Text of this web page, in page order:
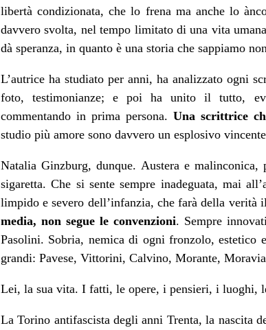
libertà condizionata, che lo frena ma anche lo
davvero svolta, nel tempo limitato di una vita
dà speranza, in quanto è una storia che sappiamo
L’autrice ha studiato per anni, ha analizzato ogni
foto, testimonianze; e poi ha unito il tutto,
commentando in prima persona.Una scrittrice
studio più amore sono davvero un esplosivo
Natalia Ginzburg, dunque. Austera e
sigaretta. Che si sente sempre inadeguata, mai
limpido e severo dell’infanzia, che farà della verità
media, non segue le convenzioni. Sempre
Pasolini. Sobria, nemica di ogni fronzolo,
grandi: Pavese, Vittorini, Calvino, Morante,
Lei, la sua vita. I fatti, le opere, i pensieri, i luoghi,
La Torino antifascista degli anni Trenta, la nascita